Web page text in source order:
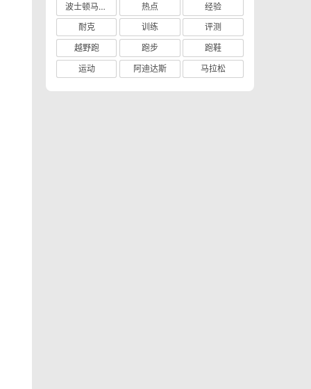
波士顿马拉松
热点
经验
耐克
训练
评测
越野跑
跑步
跑鞋
运动
阿迪达斯 马拉松